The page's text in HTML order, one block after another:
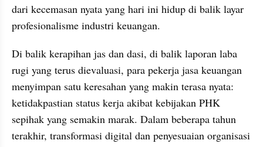
dari kecemasan nyata yang hari ini hidup di balik layar
profesionalisme industri keuangan.
Di balik kerapihan jas dan dasi, di balik laporan laba
rugi yang terus dievaluasi, para pekerja jasa keuangan
menyimpan satu keresahan yang makin terasa nyata:
ketidakpastian status kerja akibat kebijakan PHK
sepihak yang semakin marak. Dalam beberapa tahun
terakhir, transformasi digital dan penyesuaian organisasi